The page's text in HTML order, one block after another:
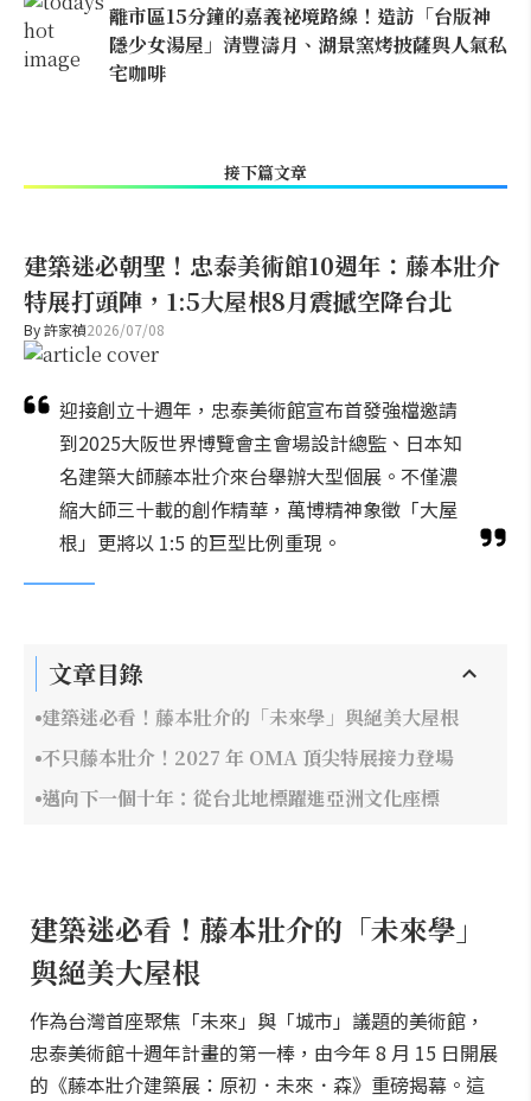
離市區15分鐘的嘉義祕境路線！造訪「台版神
隱少女湯屋」清豐濤月、湖景窯烤披薩與人氣私
宅咖啡
接下篇文章
建築迷必朝聖！忠泰美術館10週年：藤本壯介
特展打頭陣，1:5大屋根8月震撼空降台北
By許家禎2026/07/08
迎接創立十週年，忠泰美術館宣布首發強檔邀請
到2025大阪世界博覽會主會場設計總監、日本知
名建築大師藤本壯介來台舉辦大型個展。不僅濃
縮大師三十載的創作精華，萬博精神象徵「大屋
根」更將以 1:5 的巨型比例重現。
文章目錄
建築迷必看！藤本壯介的「未來學」與絕美大屋根
不只藤本壯介！2027 年 OMA 頂尖特展接力登場
邁向下一個十年：從台北地標躍進亞洲文化座標
建築迷必看！藤本壯介的「未來學」
與絕美大屋根
作為台灣首座聚焦「未來」與「城市」議題的美術館，
忠泰美術館十週年計畫的第一棒，由今年 8 月 15 日開展
的《藤本壯介建築展：原初．未來．森》重磅揭幕。這